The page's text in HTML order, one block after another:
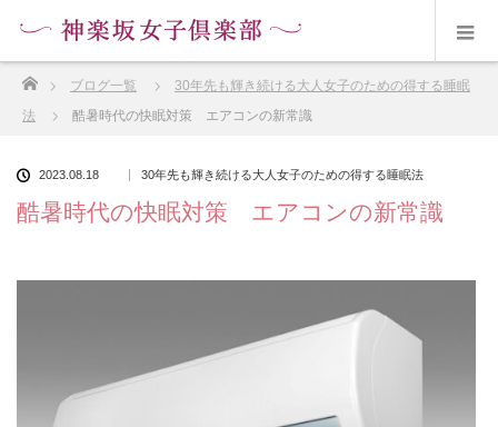
ブログ一覧
30年先も輝き続ける大人女子のための得する睡眠
法
酷暑時代の快眠対策 エアコンの新常識
2023.08.18 30年先も輝き続ける大人女子のための得する睡眠法
酷暑時代の快眠対策 エアコンの新常識